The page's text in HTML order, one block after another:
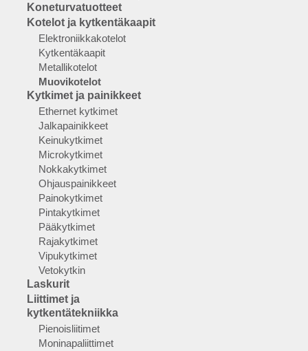
Koneturvatuotteet
Kotelot ja kytkentäkaapit
Elektroniikkakotelot
Kytkentäkaapit
Metallikotelot
Muovikotelot
Kytkimet ja painikkeet
Ethernet kytkimet
Jalkapainikkeet
Keinukytkimet
Microkytkimet
Nokkakytkimet
Ohjauspainikkeet
Painokytkimet
Pintakytkimet
Pääkytkimet
Rajakytkimet
Vipukytkimet
Vetokytkin
Laskurit
Liittimet ja
kytkentätekniikka
Pienoisliitimet
Moninapaliittimet